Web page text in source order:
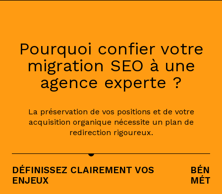
Pourquoi confier votre
migration SEO à une
agence experte ?
La préservation de vos positions et de votre
acquisition organique nécessite un plan de
redirection rigoureux.
DÉFINISSEZ CLAIREMENT VOS
ENJEUX